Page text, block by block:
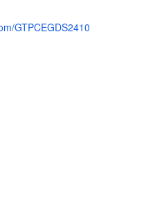
GTPCEGDS2410